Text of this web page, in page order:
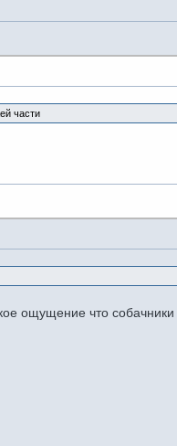
части
ощущение что